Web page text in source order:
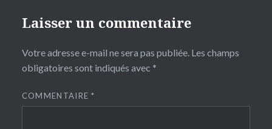
Laisser un commentaire
Votre adresse e-mail ne sera pas publiée. Les champs
obligatoires sont indiqués avec *
COMMENTAIRE*